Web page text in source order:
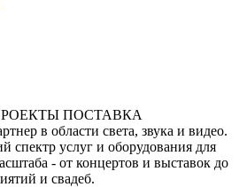
ПОСТАВКА
в области света, звука и видео.
спектр услуг и оборудования для
- от концертов и выставок до
и свадеб.